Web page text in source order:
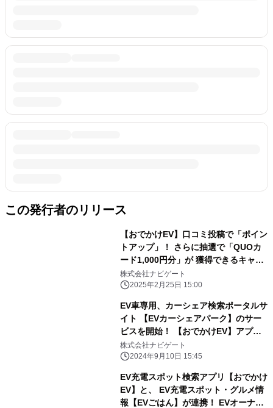
この発行者のリリース
【おでかけEV】口コミ投稿で「ポイン
トアップ」！ さらに抽選で「QUOカ
ード1,000円分」が 獲得できるキャン
ペーンも開催！
株式会社ナビゲート
2025年2月25日 15:00
EV車専用、カーシェア検索ポータルサ
イト 【EVカーシェアパーク】のサー
ビスを開始！ 【おでかけEV】アプリ
内でも連携
株式会社ナビゲート
2024年9月10日 15:45
EV充電スポット検索アプリ【おでかけ
EV】と、 EV充電スポット・グルメ情
報【EVごはん】が連携！ EVオーナー